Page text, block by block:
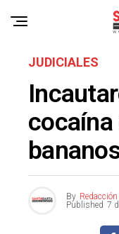
JUDICIALES
By
Published 7